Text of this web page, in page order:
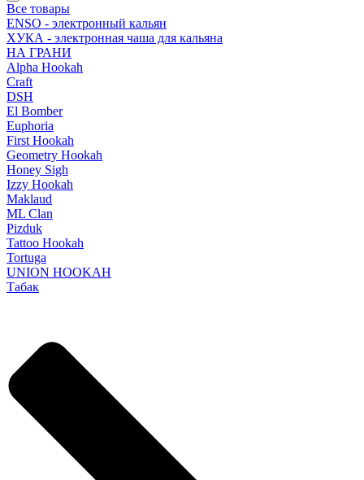
Все товары
ENSO - электронный кальян
ХУКА - электронная чаша для кальяна
НА ГРАНИ
Alpha Hookah
Craft
DSH
El Bomber
Euphoria
First Hookah
Geometry Hookah
Honey Sigh
Izzy Hookah
Maklaud
ML Clan
Pizduk
Tattoo Hookah
Tortuga
UNION HOOKAH
Табак